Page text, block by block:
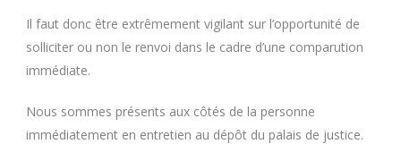
Il faut donc être extrêmement vigilant sur l’opportunité de
solliciter ou non le renvoi dans le cadre d’une comparution
immédiate.
Nous sommes présents aux côtés de la personne
immédiatement en entretien au dépôt du palais de justice.